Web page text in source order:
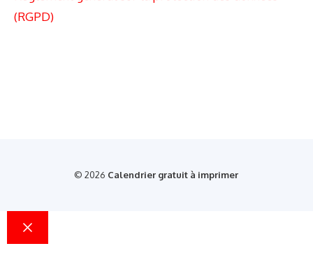
(RGPD)
© 2026 Calendrier gratuit à imprimer
Fermer